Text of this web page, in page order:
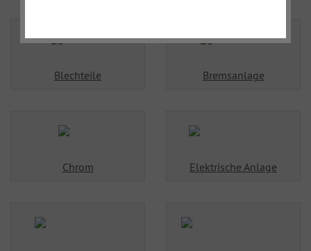
Blechteile Bremsanlage
Chrom Elektrische Anlage